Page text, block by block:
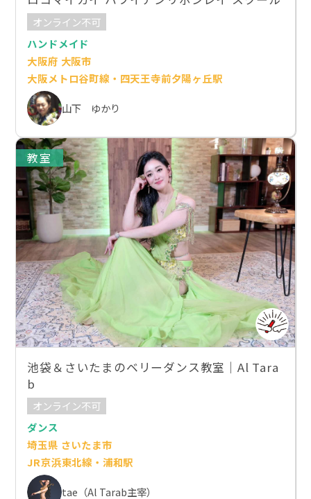
オンライン不可
ハンドメイド
大阪府 大阪市
大阪メトロ谷町線・四天王寺前夕陽ヶ丘駅
山下 ゆかり
教室
池袋＆さいたまのベリーダンス教室｜Al Tara
b
オンライン不可
ダンス
埼玉県 さいたま市
JR京浜東北線・浦和駅
tae（Al Tarab主宰）